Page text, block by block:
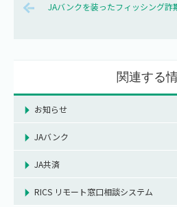
JAバンクを装ったフィッシング詐
関連する
お知らせ
JAバンク
JA共済
RICS リモート窓口相談システム